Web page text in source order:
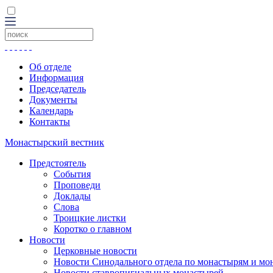
Об отделе
Информация
Председатель
Документы
Календарь
Контакты
Монастырский вестник
Предстоятель
События
Проповеди
Доклады
Слова
Троицкие листки
Коротко о главном
Новости
Церковные новости
Новости Синодального отдела по монастырям и